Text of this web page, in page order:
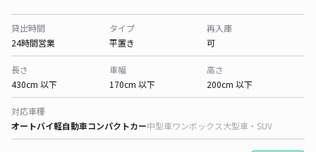
貸出時間
24時間営業
タイプ
平置き
再入庫
可
長さ
430cm 以下
車幅
170cm 以下
高さ
200cm 以下
対応車種
オートバイ軽自動車コンパクトカー中型車ワンボックス大型車・SUV